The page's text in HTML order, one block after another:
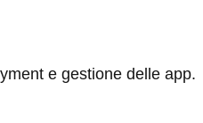
e gestione delle app.